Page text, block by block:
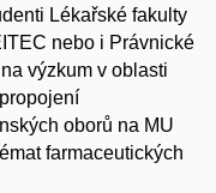
Lékařské fakulty
nebo i Právnické
výzkum v oblasti
oborů na MU
farmaceutických